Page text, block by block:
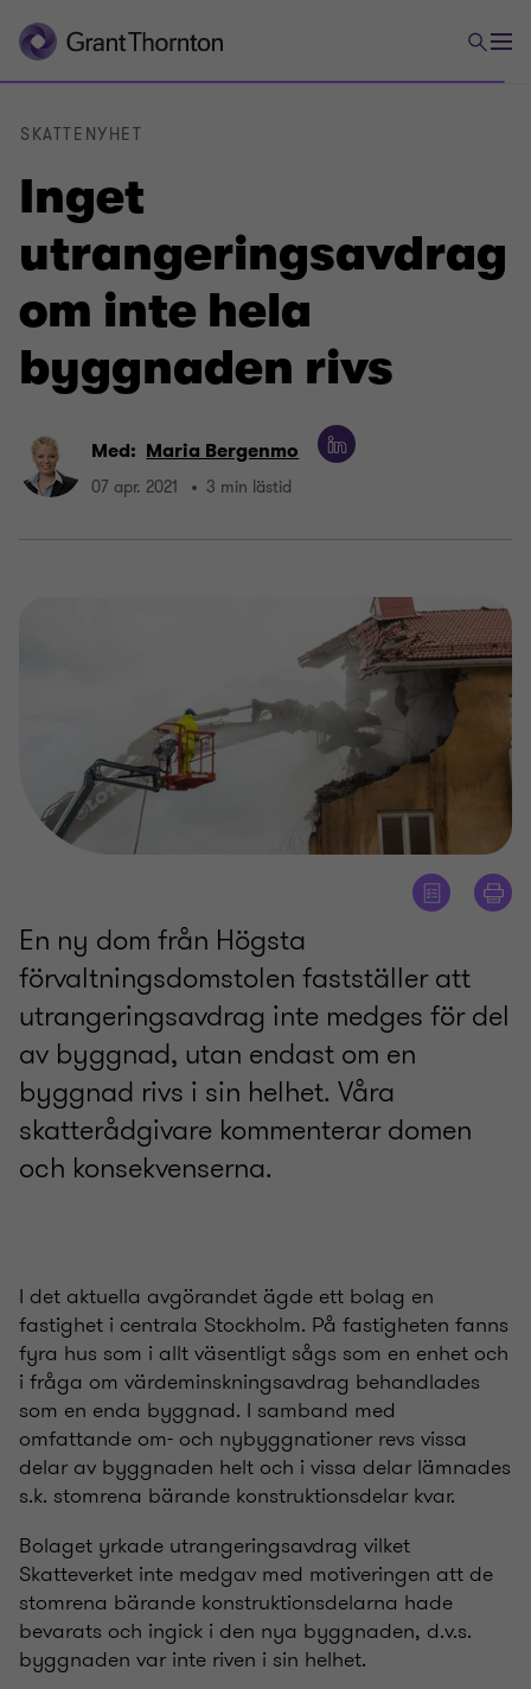
Inget
utrangeringsavdrag
om inte hela
byggnaden rivs
SKATTENYHET
Med: Maria Bergenmo
07 apr. 2021 3 min lästid
En ny dom från Högsta
förvaltningsdomstolen fastställer att
utrangeringsavdrag inte medges för del
av byggnad, utan endast om en
byggnad rivs i sin helhet. Våra
skatterådgivare kommenterar domen
och konsekvenserna.
I det aktuella avgörandet ägde ett bolag en
fastighet i centrala Stockholm. På fastigheten fanns
fyra hus som i allt väsentligt sågs som en enhet och
i fråga om värdeminskningsavdrag behandlades
som en enda byggnad. I samband med
omfattande om- och nybyggnationer revs vissa
delar av byggnaden helt och i vissa delar lämnades
s.k. stomrena bärande konstruktionsdelar kvar.
Bolaget yrkade utrangeringsavdrag vilket
Skatteverket inte medgav med motiveringen att de
stomrena bärande konstruktionsdelarna hade
bevarats och ingick i den nya byggnaden, d.v.s.
byggnaden var inte riven i sin helhet.